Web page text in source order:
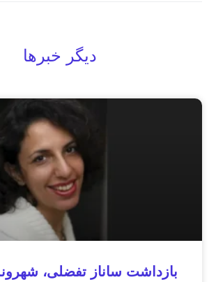
دیگر خبرها
بازداشت ساناز تفضلی،